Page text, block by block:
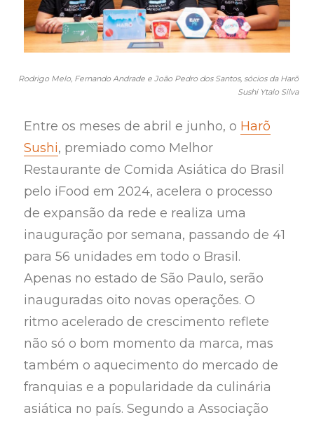
Rodrigo Melo, Fernando Andrade e João Pedro dos Santos, sócios da Harõ
Sushi Ytalo Silva
Entre os meses de abril e junho, o Harõ
Sushi, premiado como Melhor
Restaurante de Comida Asiática do Brasil
pelo iFood em 2024, acelera o processo
de expansão da rede e realiza uma
inauguração por semana, passando de 41
para 56 unidades em todo o Brasil.
Apenas no estado de São Paulo, serão
inauguradas oito novas operações. O
ritmo acelerado de crescimento reflete
não só o bom momento da marca, mas
também o aquecimento do mercado de
franquias e a popularidade da culinária
asiática no país. Segundo a Associação